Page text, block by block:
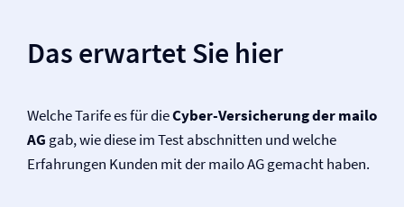
Das erwartet Sie hier
Welche Tarife es für dieCyber-Versicherung der mailo
AG gab, wie diese im Test abschnitten und welche
Erfahrungen Kunden mit der mailo AG gemacht haben.